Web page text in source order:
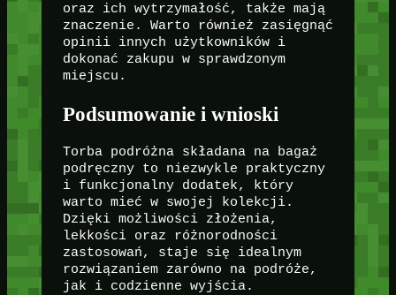
oraz ich wytrzymałość, także mają
znaczenie. Warto również zasięgnąć
opinii innych użytkowników i
dokonać zakupu w sprawdzonym
miejscu.
Podsumowanie i wnioski
Torba podróżna składana na bagaż
podręczny to niezwykle praktyczny
i funkcjonalny dodatek, który
warto mieć w swojej kolekcji.
Dzięki możliwości złożenia,
lekkości oraz różnorodności
zastosowań, staje się idealnym
rozwiązaniem zarówno na podróże,
jak i codzienne wyjścia.